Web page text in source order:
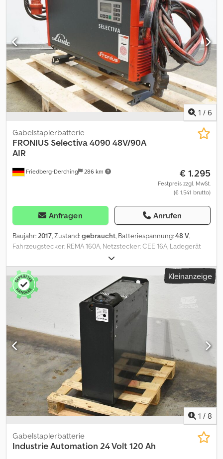
Stecker REMA 160A. Dksdpfxsztgqyo Aidor
1 / 6
Friedberg-Derching 286 km
Gabelstaplerbatterie
FRONIUS Selectiva 4090 48V/90A
AIR
€ 1.295
Festpreis zzgl. MwSt.
(€ 1.541 brutto)
Anfragen Anrufen
Baujahr:2017, Zustand:gebraucht, Batteriespannung:48 V,
Fahrzeugstecker: REMA 160A, Netzstecker: CEE 16A, Ladegerät
mit EUW (Erdungsschutzschalter), gebrauchtes Fronius HF-
Batterieladegerät Selectiva 4090 48V/90A, mit Elektrolytrührung,
inklusive Kabel und Stecker REMA 160A, Netzstecker CEE 16A,
Wandhalterung. Dkedpfx Ajztgqtsider
Kleinanzeige
1 / 8
Gabelstaplerbatterie
Industrie Automation 24 Volt 120 Ah